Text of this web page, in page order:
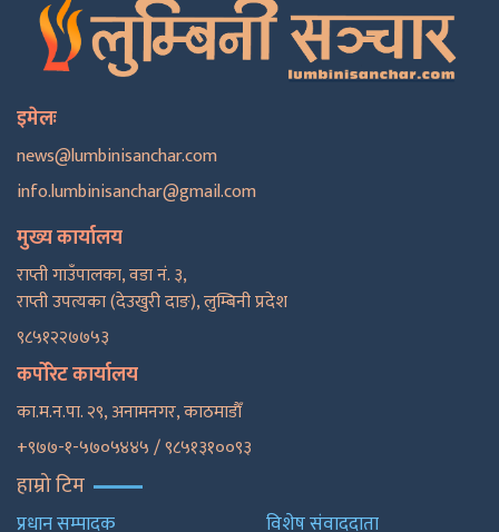
इमेलः
news@lumbinisanchar.com
info.lumbinisanchar@gmail.com
मुख्य कार्यालय
राप्ती गाउँपालका, वडा नं. ३,
राप्ती उपत्यका (देउखुरी दाङ), लुम्बिनी प्रदेश
९८५१२२७७५३
कर्पोरेट कार्यालय
का.म.न.पा. २९, अनामनगर, काठमाडाैँ
+९७७-१-५७०५४४५ / ९८५१३१००९३
हाम्रो टिम
प्रधान सम्पादक विशेष संवाददाता